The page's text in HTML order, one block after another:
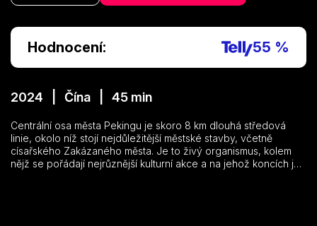
Hodnocení: 55 %
2024 | Čína | 45 min
Centrální osa města Pekingu je skoro 8 km dlouhá středová
linie, okolo níž stojí nejdůležitější městské stavby, včetně
císařského Zakázaného města. Je to živý organismus, kolem
nějž se pořádají nejrůznější kulturní akce a na jehož koncích je